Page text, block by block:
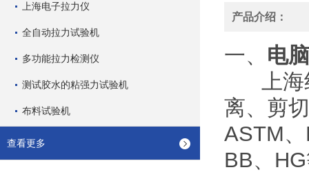
上海电子拉力仪
全自动拉力试验机
多功能拉力检测仪
测试胶水的粘强力试验机
布料试验机
查看更多
产品介绍：
一、 电
上海纽
离、剪
ASTM
BB、